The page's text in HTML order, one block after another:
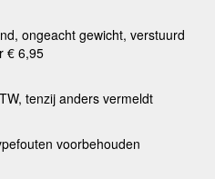
ongeacht gewicht, verstuurd
€ 6,95
tenzij anders vermeldt
voorbehouden